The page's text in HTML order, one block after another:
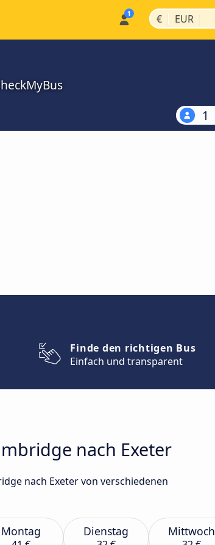
€ | EUR |
1
Finde den richtigen Bus
Einfach und transparent
nach Exeter
nach Exeter von verschiedenen
Montag Dienstag Mittwoch